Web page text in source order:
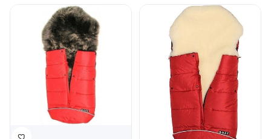
● в наличии ● в наличии